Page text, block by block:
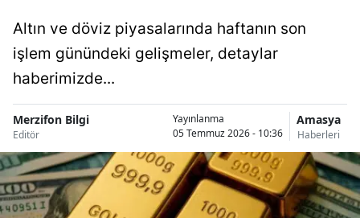
Altın ve döviz piyasalarında haftanın son
işlem günündeki gelişmeler, detaylar
haberimizde...
Merzifon Bilgi
Editör
Yayınlanma
05 Temmuz 2026 - 10:36
Amasya
Haberleri